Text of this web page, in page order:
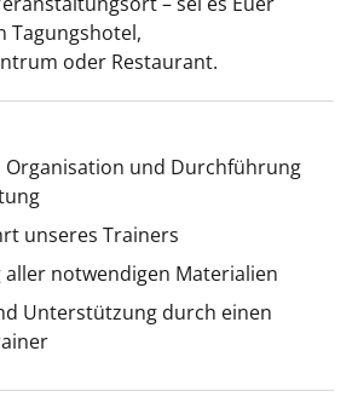
Tagungshotel,
oder Restaurant.
und Durchführung
unseres Trainers
notwendigen Materialien
Unterstützung durch einen